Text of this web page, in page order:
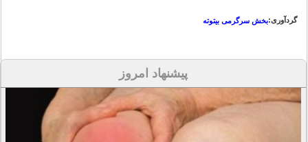
گردآوری:بخش سرگرمی بیتوته
پیشنهاد امروز